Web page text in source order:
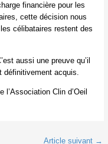
financière pour les
cette décision nous
célibataires restent des
aussi une preuve qu’il
acquis.
Clin d’Oeil
Article suivant →